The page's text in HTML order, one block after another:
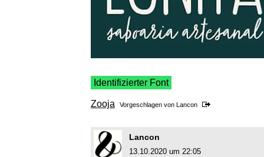
Identifizierter Font
Zooja Vorgeschlagen von Lancon
Lancon
13.10.2020 um 22:05